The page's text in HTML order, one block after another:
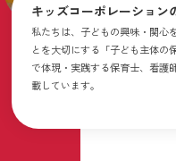
キッズコーポレーション
私たちは、子どもの興味・関心
とを大切にする「子ども主体の
で体現・実践する保育士、看護
載しています。